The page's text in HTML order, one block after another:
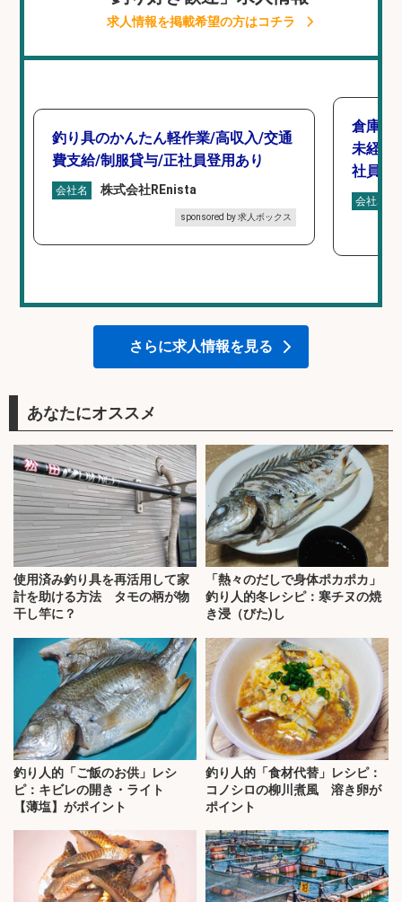
求人情報を掲載希望の方はコチラ
釣り具のかんたん軽作業/高収入/交通
費支給/制服貸与/正社員登用あり
会社名 株式会社REnista
sponsored by 求人ボックス
倉庫で
未経験
社員登
会社名
さらに求人情報を見る
あなたにオススメ
使用済み釣り具を再活用して家
計を助ける方法 タモの柄が物
干し竿に？
「熱々のだしで身体ポカポカ」
釣り人的冬レシピ：寒チヌの焼
き浸（びた)し
釣り人的「ご飯のお供」レシ
ピ：キビレの開き・ライト
【薄塩】がポイント
釣り人的「食材代替」レシピ：
コノシロの柳川煮風 溶き卵が
ポイント